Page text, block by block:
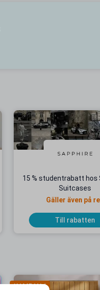
15 % studentrabatt hos
Suitcases
Gäller även på
Till rabatten
KAMPANJ